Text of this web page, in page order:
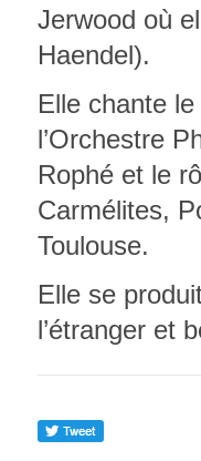
Jerwood où
Haendel).
Elle chante
l’Orchestre
Rophé et le
Carmélites,
Toulouse.
Elle se
l’étranger et